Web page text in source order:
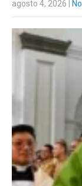
agosto 4, 2026